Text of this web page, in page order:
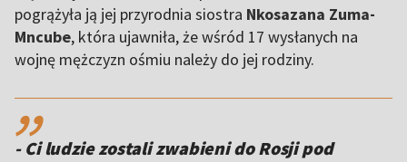
pogrążyła ją jej przyrodnia siostra Nkosazana Zuma-
Mncube, która ujawniła, że wśród 17 wysłanych na
wojnę mężczyzn ośmiu należy do jej rodziny.
,,
- Ci ludzie zostali zwabieni do Rosji pod